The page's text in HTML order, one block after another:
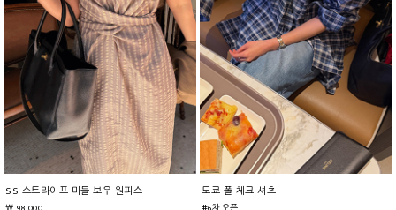
SS 스트라이프 미들 보우 원피스 도쿄 폴 체크 셔츠